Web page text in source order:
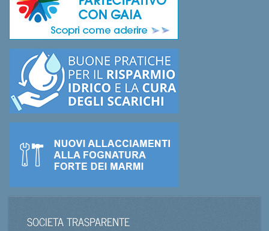
SOCIETA TRASPARENTE